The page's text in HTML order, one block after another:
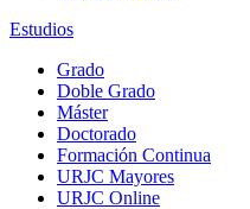
Estudios
Grado
Doble Grado
Máster
Doctorado
Formación Continua
URJC Mayores
URJC Online